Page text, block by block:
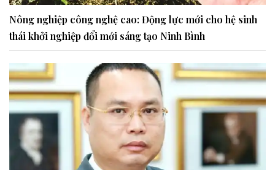
Nông nghiệp công nghệ cao: Động lực mới cho hệ sinh
thái khởi nghiệp đổi mới sáng tạo Ninh Bình